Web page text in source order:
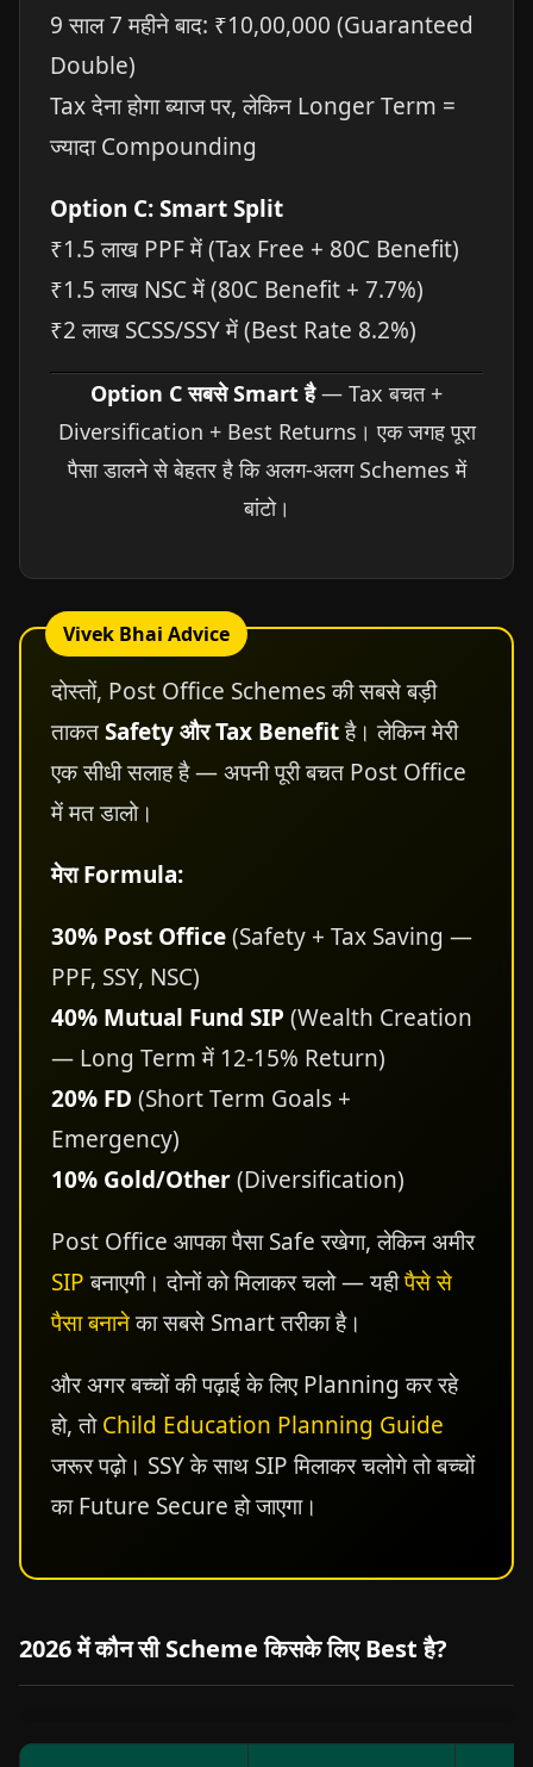
9 साल 7 महीने बाद: ₹10,00,000 (Guaranteed
Double)
Tax देना होगा ब्याज पर, लेकिन Longer Term =
ज्यादा Compounding
Option C: Smart Split
₹1.5 लाख PPF में (Tax Free + 80C Benefit)
₹1.5 लाख NSC में (80C Benefit + 7.7%)
₹2 लाख SCSS/SSY में (Best Rate 8.2%)
Option C सबसे Smart है— Tax बचत +
Diversification + Best Returns। एक जगह पूरा
पैसा डालने से बेहतर है कि अलग-अलग Schemes में
बांटो।
Vivek Bhai Advice
दोस्तों, Post Office Schemes की सबसे बड़ी
ताकतSafety और Tax Benefitहै। लेकिन मेरी
एक सीधी सलाह है — अपनी पूरी बचत Post Office
में मत डालो।
मेरा Formula:
30% Post Office(Safety + Tax Saving —
PPF, SSY, NSC)
40% Mutual Fund SIP (Wealth Creation
— Long Term में 12-15% Return)
20% FD (Short Term Goals +
Emergency)
10% Gold/Other(Diversification)
Post Office आपका पैसा Safe रखेगा, लेकिन अमीर
SIPबनाएगी। दोनों को मिलाकर चलो — यहीपैसे से
पैसा बनानेका सबसे Smart तरीका है।
और अगर बच्चों की पढ़ाई के लिए Planning कर रहे
हो, तोChild Education Planning Guide
जरूर पढ़ो। SSY के साथ SIP मिलाकर चलोगे तो बच्चों
का Future Secure हो जाएगा।
2026 में कौन सी Scheme किसके लिए Best है?